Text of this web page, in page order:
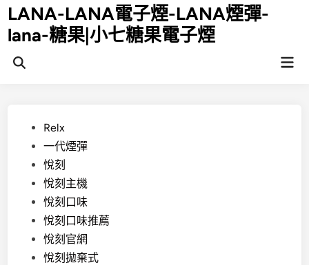
Skip
to
content
LANA-LANA電子煙-LANA煙彈-
lana-糖果|小七糖果電子煙
Open
PostedRelx
一代煙彈
悅刻
悅刻主機
悅刻口味
悅刻口味推薦
悅刻官網
悅刻拋棄式